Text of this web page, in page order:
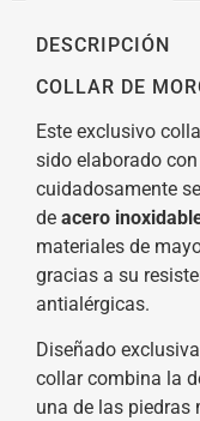
DESCRIPCIÓN
COLLAR DE
Este exclusivo
sido elaborado
cuidadosamente
de acero
materiales de
gracias a su
antialérgicas.
Diseñado
collar combina la
una de las piedras